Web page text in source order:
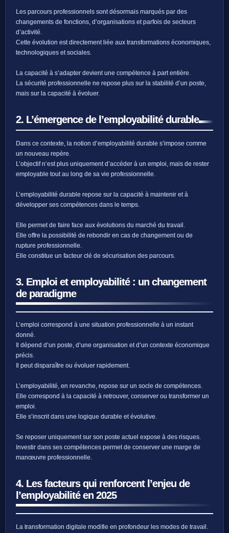
Les parcours professionnels sont désormais marqués par des
changements de fonctions, d’organisations et parfois de secteurs
d’activité.
Cette évolution est directement liée aux transformations économiques,
technologiques et sociales.
La capacité à s’adapter devient une compétence à part entière.
La sécurité professionnelle ne repose plus sur la stabilité d’un poste,
mais sur la capacité à évoluer.
2. L’émergence de l’employabilité durable
Dans ce contexte, la notion d’employabilité durable s’impose comme
un nouveau repère.
L’objectif n’est plus uniquement d’accéder à un emploi, mais de rester
employable tout au long de sa vie professionnelle.
L’employabilité durable repose sur la capacité à maintenir et à
développer ses compétences dans le temps.
Elle permet de faire face aux évolutions du marché du travail.
Elle offre la possibilité de rebondir en cas de changement ou de
rupture professionnelle.
Elle constitue un facteur clé de sécurisation des parcours.
3. Emploi et employabilité : un changement
de paradigme
L’emploi correspond à une situation professionnelle à un instant
donné.
Il dépend d’un poste, d’une organisation et d’un contexte économique
précis.
Il peut disparaître ou évoluer rapidement.
L’employabilité, en revanche, repose sur un socle de compétences.
Elle correspond à la capacité à retrouver, conserver ou transformer un
emploi.
Elle s’inscrit dans une logique durable et évolutive.
Se reposer uniquement sur son poste actuel expose à des risques.
Investir dans ses compétences permet de conserver une marge de
manœuvre professionnelle.
4. Les facteurs qui renforcent l’enjeu de
l’employabilité en 2025
La transformation digitale modifie en profondeur les modes de travail.